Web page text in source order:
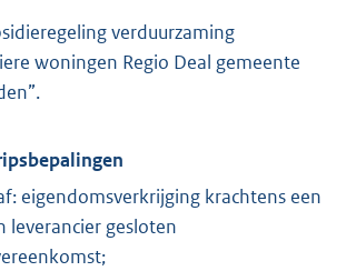
verduurzaming
woningen Regio Deal gemeente
eigendomsverkrijging krachtens een
leverancier gesloten